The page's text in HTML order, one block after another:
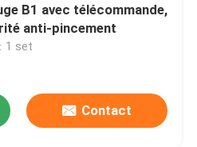
B1 avec télécommande,
anti-pincement
1 set
Contact